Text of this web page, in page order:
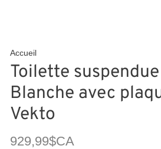
Accueil
Toilette
Blanche avec
Vekto
929,99$CA